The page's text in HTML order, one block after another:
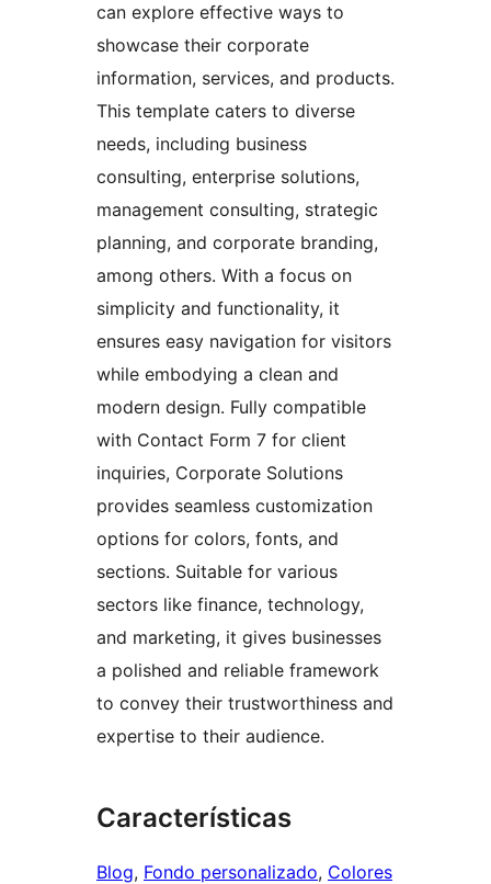
can explore effective ways to
showcase their corporate
information, services, and products.
This template caters to diverse
needs, including business
consulting, enterprise solutions,
management consulting, strategic
planning, and corporate branding,
among others. With a focus on
simplicity and functionality, it
ensures easy navigation for visitors
while embodying a clean and
modern design. Fully compatible
with Contact Form 7 for client
inquiries, Corporate Solutions
provides seamless customization
options for colors, fonts, and
sections. Suitable for various
sectors like finance, technology,
and marketing, it gives businesses
a polished and reliable framework
to convey their trustworthiness and
expertise to their audience.
Características
Blog, Fondo personalizado, Colores